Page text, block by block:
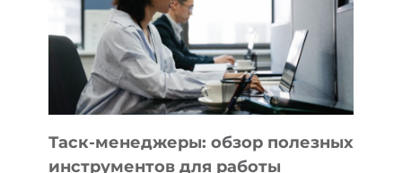
РАСШИРИЛАСЬ
ДО
102
СТРАН
Таск-менеджеры: обзор полезных
инструментов для работы